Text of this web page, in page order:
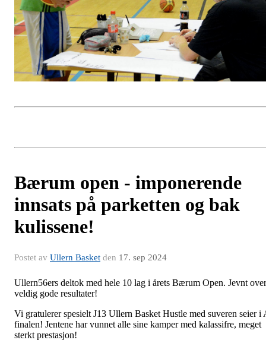
Bærum open - imponerende
innsats på parketten og bak
kulissene!
Postet av Ullern Basket den 17. sep 2024
Ullern56ers deltok med hele 10 lag i årets Bærum Open. Jevnt over
veldig gode resultater!
Vi gratulerer spesielt J13 Ullern Basket Hustle med suveren seier i
finalen! Jentene har vunnet alle sine kamper med kalassifre, meget
sterkt prestasjon!